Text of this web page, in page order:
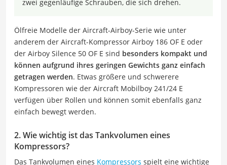
zwei gegenläufige Schrauben, die sich drehen.
Ölfreie Modelle der Aircraft-Airboy-Serie wie unter
anderem der Aircraft-Kompressor Airboy 186 OF E oder
der Airboy Silence 50 OF E sind besonders kompakt und
können aufgrund ihres geringen Gewichts ganz einfach
getragen werden. Etwas größere und schwerere
Kompressoren wie der Aircraft Mobilboy 241/24 E
verfügen über Rollen und können somit ebenfalls ganz
einfach bewegt werden.
2. Wie wichtig ist das Tankvolumen eines
Kompressors?
Das Tankvolumen eines Kompressors spielt eine wichtige